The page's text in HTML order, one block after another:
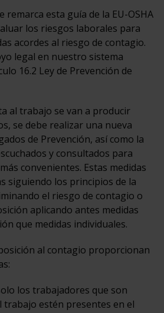
remarca esta guía de la EU-OSHA
los riesgos laborales para
acordes al riesgo de contagio.
legal en nuestro sistema
16.2 Ley de Prevención de
al trabajo se van a producir
se debe realizar una nueva
de Prevención, así como la
y consultados para
convenientes. Estas medidas
siguiendo los principios de la
el riesgo de contagio o
aplicando antes medidas
que medidas individuales.
al contagio proporcionan
los trabajadores que son
trabajo estén presentes en el